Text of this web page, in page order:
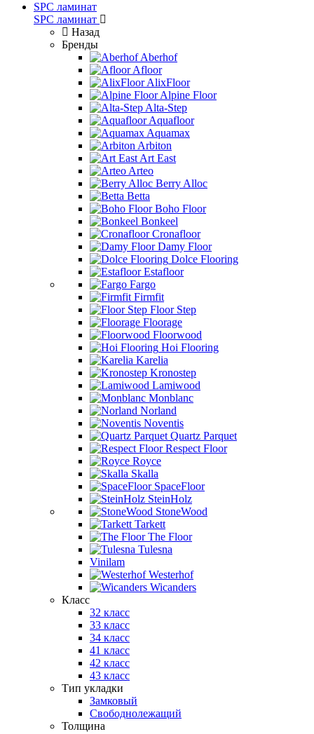
SPC ламинат
SPC ламинат
Назад
Бренды
Aberhof
Afloor
AlixFloor
Alpine Floor
Alta-Step
Aquafloor
Aquamax
Arbiton
Art East
Arteo
Berry Alloc
Betta
Boho Floor
Bonkeel
Cronafloor
Damy Floor
Dolce Flooring
Estafloor
Fargo
Firmfit
Floor Step
Floorage
Floorwood
Hoi Flooring
Karelia
Kronostep
Lamiwood
Monblanc
Norland
Noventis
Quartz Parquet
Respect Floor
Royce
Skalla
SpaceFloor
SteinHolz
StoneWood
Tarkett
The Floor
Tulesna
Vinilam
Westerhof
Wicanders
Класс
32 класс
33 класс
34 класс
41 класс
42 класс
43 класс
Тип укладки
Замковый
Свободнолежащий
Толщина